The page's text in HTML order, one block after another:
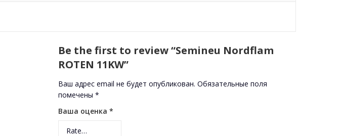
Be the first to review “Semineu Nordflam
ROTEN 11KW”
Ваш адрес email не будет опубликован. Обязательные поля
помечены *
Ваша оценка *